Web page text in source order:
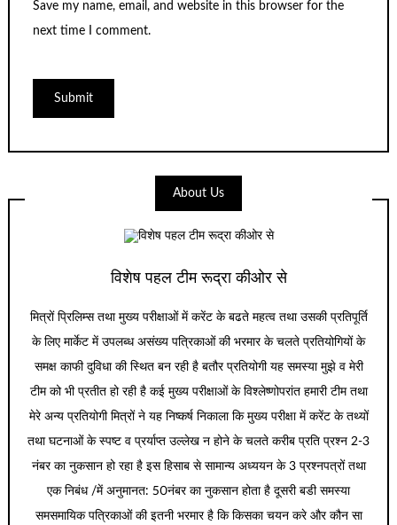
Save my name, email, and website in this browser for the
next time I comment.
About Us
विशेष पहल टीम रूद्रा कीओर से
मित्रों प्रिलिम्स तथा मुख्य परीक्षाओं में करेंट के बढते महत्व तथा उसकी प्रतिपूर्ति
के लिए मार्केट में उपलब्ध असंख्य पत्रिकाओं की भरमार के चलते प्रतियोगियों के
समक्ष काफी दुविधा की स्थित बन रही है बतौर प्रतियोगी यह समस्या मुझे व मेरी
टीम को भी प्रतीत हो रही है कई मुख्य परीक्षाओं के विश्लेष्णोपरांत हमारी टीम तथा
मेरे अन्य प्रतियोगी मित्रों ने यह निष्कर्ष निकाला कि मुख्य परीक्षा में करेंट के तथ्यों
तथा घटनाओं के स्पष्ट व प्रर्याप्त उल्लेख न होने के चलते करीब प्रति प्रश्न 2-3
नंबर का नुकसान हो रहा है इस हिसाब से सामान्य अध्ययन के 3 प्रश्नपत्रों तथा
एक निबंध /में अनुमानत: 50नंबर का नुकसान होता है दूसरी बडी समस्या
समसमायिक पत्रिकाओं की इतनी भरमार है कि किसका चयन करे और कौन सा